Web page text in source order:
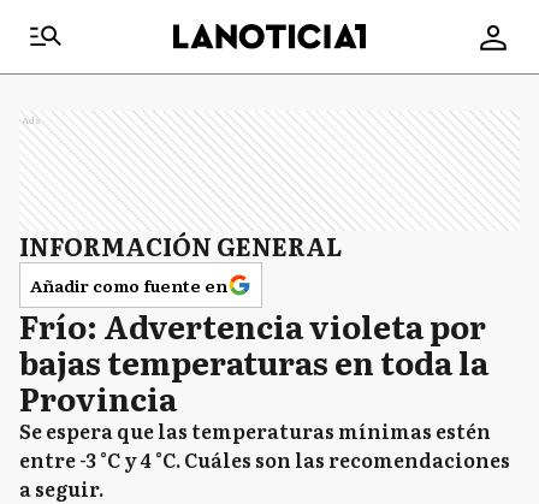
Ads
INFORMACIÓN GENERAL
Añadir como fuente en
Frío: Advertencia violeta por
bajas temperaturas en toda la
Provincia
Se espera que las temperaturas mínimas estén
entre -3 °C y 4 °C. Cuáles son las recomendaciones
a seguir.